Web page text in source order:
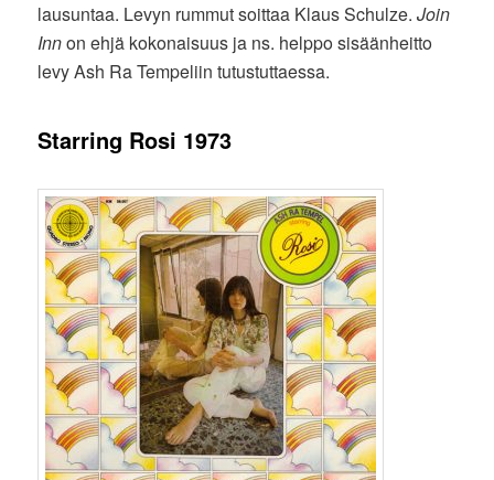
lausuntaa. Levyn rummut soittaa Klaus Schulze.Join
Innon ehjä kokonaisuus ja ns. helppo sisäänheitto
levy Ash Ra Tempeliin tutustuttaessa.
Starring Rosi 1973